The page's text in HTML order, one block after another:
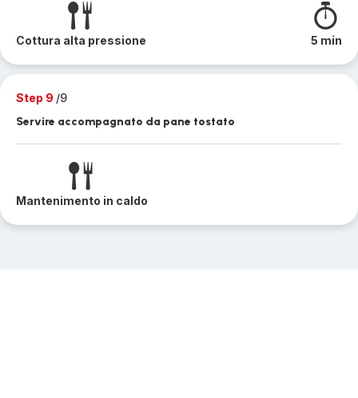
Cottura alta pressione 5 min
Step 9 /9
Servire accompagnato da pane tostato
Mantenimento in caldo